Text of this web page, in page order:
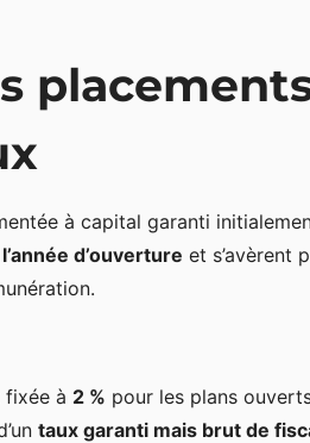
à capital garanti
d’ouverture et s’avèrent
fixée à 2 % pour les plans
taux garanti mais brut de